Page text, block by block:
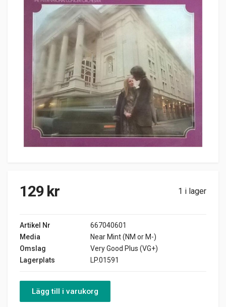
129 kr 1 i lager
Artikel Nr
667040601
Media
Near Mint (NM or M-)
Omslag
Very Good Plus (VG+)
Lagerplats
LP.01591
Lägg till i varukorg